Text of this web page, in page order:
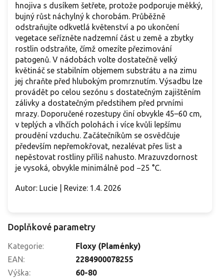
hnojiva s dusíkem šetřete, protože podporuje měkký,
bujný růst náchylný k chorobám. Průběžně
odstraňujte odkvetlá květenství a po ukončení
vegetace seřízněte nadzemní část u země a zbytky
rostlin odstraňte, čímž omezíte přezimování
patogenů. V nádobách volte dostatečně velký
květináč se stabilním objemem substrátu a na zimu
jej chraňte před hlubokým promrznutím. Výsadbu lze
provádět po celou sezónu s dostatečným zajištěním
zálivky a dostatečným předstihem před prvními
mrazy. Doporučené rozestupy činí obvykle 45–60 cm,
v teplých a vlhčích polohách i více kvůli lepšímu
proudění vzduchu. Začátečníkům se osvědčuje
především nepřemokřovat, nezalévat přes list a
nepěstovat rostliny příliš nahusto. Mrazuvzdornost
je vysoká, obvykle minimálně pod −25 °C.
Autor: Lucie | Revize: 1.4. 2026
Doplňkové parametry
Kategorie:
Floxy (Plaménky)
EAN:
2284900078255
Výška:
60-80